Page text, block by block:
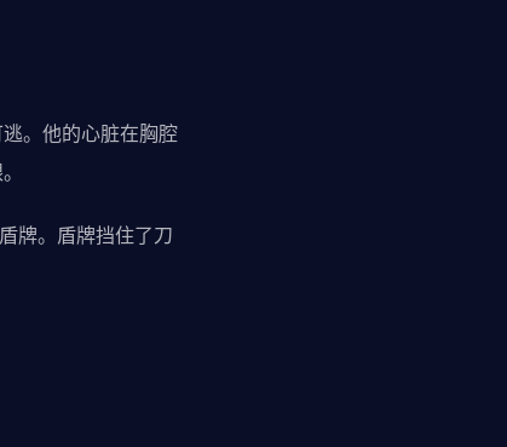
。他的心脏在胸腔
牌。盾牌挡住了刀